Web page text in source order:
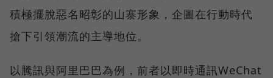
積極擺脫惡名昭彰的山寨形象，企圖在行動時代
搶下引領潮流的主導地位。
以騰訊與阿里巴巴為例，前者以即時通訊WeChat